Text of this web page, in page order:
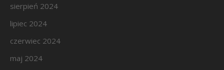
sierpień 2024
lipiec 2024
czerwiec 2024
maj 2024